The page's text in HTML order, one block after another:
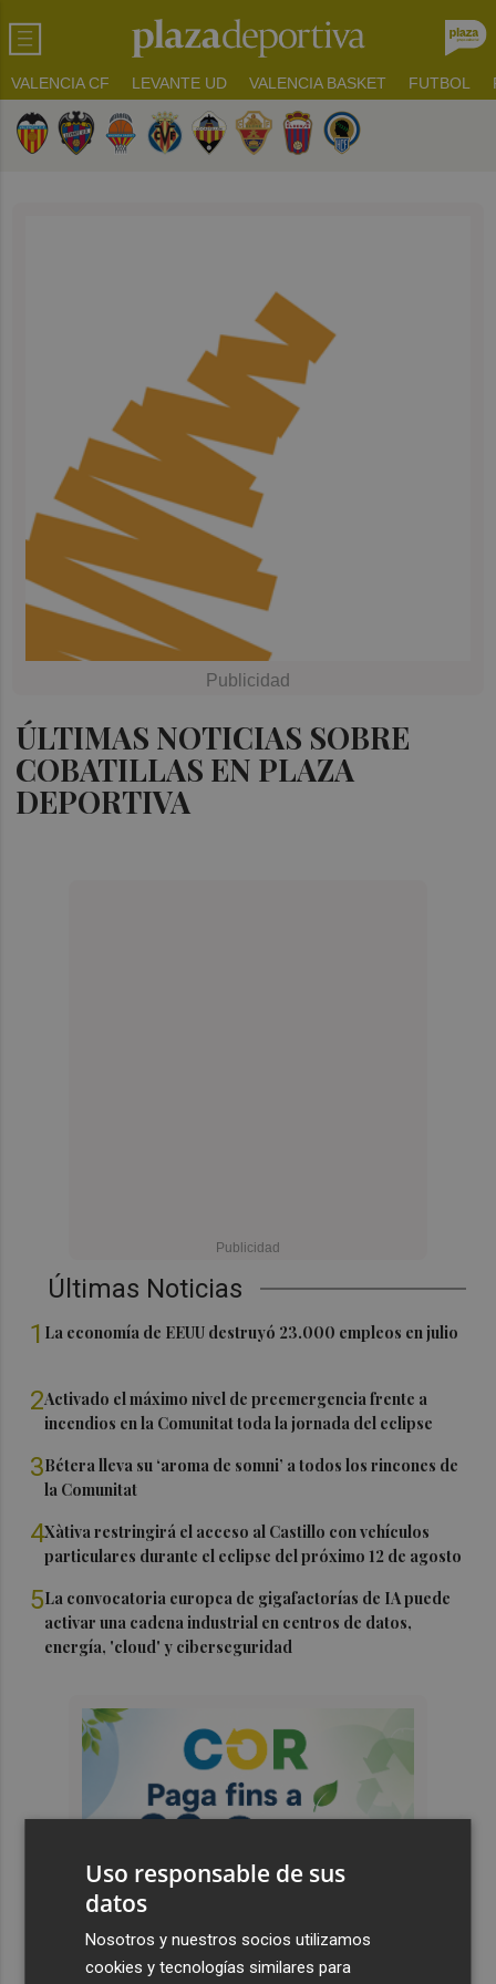
VALENCIA CF LEVANTE UD VALENCIA BASKET FUTBOL
ÚLTIMAS NOTICIAS SOBRE
COBATILLAS EN PLAZA
DEPORTIVA
Últimas Noticias
1 La economía de EEUU destruyó 23.000 empleos en julio
2Activado el máximo nivel de preemergencia frente a
incendios en la Comunitat toda la jornada del eclipse
3Bétera lleva su ‘aroma de somni’ a todos los rincones de
la Comunitat
4Xàtiva restringirá el acceso al Castillo con vehículos
particulares durante el eclipse del próximo 12 de agosto
5La convocatoria europea de gigafactorías de IA puede
activar una cadena industrial en centros de datos,
energía, 'cloud' y ciberseguridad
Uso responsable de sus
datos
Nosotros y nuestros socios utilizamos
cookies y tecnologías similares para